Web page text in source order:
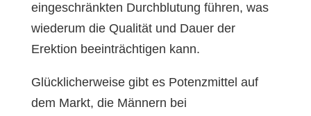
eingeschränkten Durchblutung führen, was
wiederum die Qualität und Dauer der
Erektion beeinträchtigen kann.
Glücklicherweise gibt es Potenzmittel auf
dem Markt, die Männern bei